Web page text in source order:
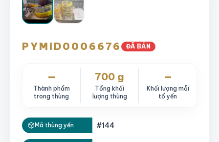
PYMID0006676 ĐÃ BÁN
—
Thành phẩm
trong thùng
700 g
Tổng khối
lượng thùng
—
Khối lượng mỗi
tổ yến
Mã thùng yến #144